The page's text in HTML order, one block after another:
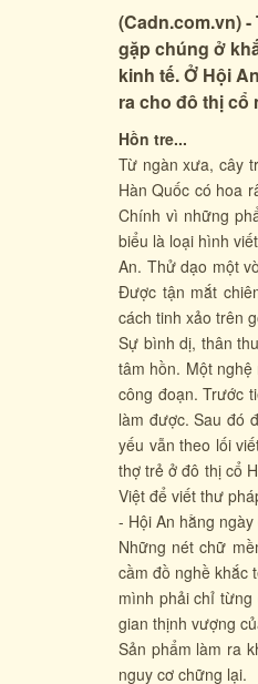
(Cadn.com.vn)
gặp chúng ở
kinh tế. Ở Hội
ra cho đô thị cổ
Hồn tre...
Từ ngàn xưa, cây
Hàn Quốc có hoa
Chính vì những
biểu là loại hình
An. Thử dạo một
Được tận mắt
cách tinh xảo trên
Sự bình dị, thân
tâm hồn. Một
công đoạn. Trước
làm được. Sau đó
yếu vẫn theo lối
thợ trẻ ở đô thị cổ
Việt để viết thư
- Hội An hằng
Những nét chữ
cầm đồ nghề khắc
mình phải chỉ
gian thịnh vượng
Sản phẩm làm ra
nguy cơ chững lại.